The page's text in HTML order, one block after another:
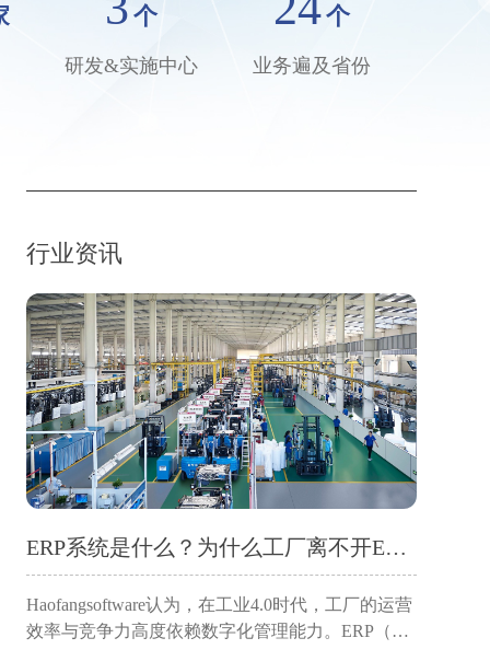
个
研发&实施中心
个
业务遍及省份
行业资讯
ERP系统是什么？为什么工厂离不开ERP软件？
Haofangsoftware认为，在工业4.0时代，工厂的运营
效率与竞争力高度依赖数字化管理能力。ERP（企